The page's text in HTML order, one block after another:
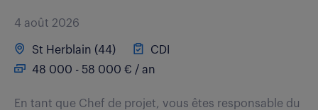
4 août 2026
St Herblain (44)
CDI
48 000 - 58 000 € / an
En tant que Chef de projet, vous êtes responsable du